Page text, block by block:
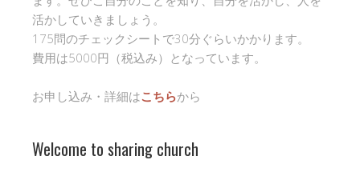
活かしていきましょう。
175問のチェックシートで30分ぐらいかかります。
費用は5000円（税込み）となっています。
お申し込み・詳細はこちらから
Welcome to sharing church